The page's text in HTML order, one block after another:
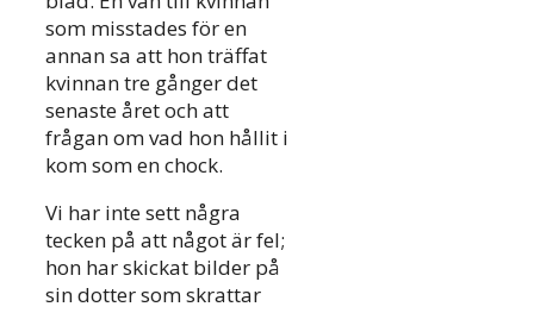
som misstades för en
annan sa att hon träffat
kvinnan tre gånger det
senaste året och att
frågan om vad hon hållit i
kom som en chock.
Vi har inte sett några
tecken på att något är fel;
hon har skickat bilder på
sin dotter som skrattar